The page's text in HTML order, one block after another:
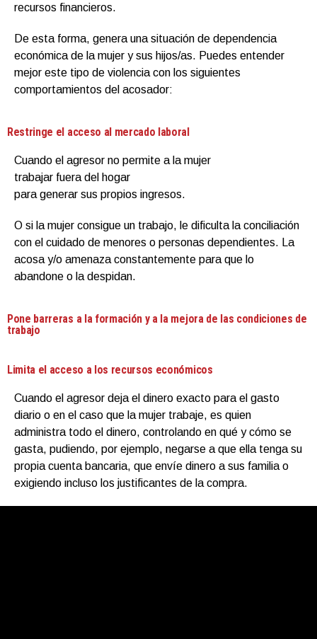
recursos financieros.
De esta forma, genera una situación de dependencia
económica de la mujer y sus hijos/as. Puedes entender
mejor este tipo de violencia con los siguientes
comportamientos del acosador:
Restringe el acceso al mercado laboral
Cuando el agresor no permite a la mujer
trabajar fuera del hogar
para generar sus propios ingresos.
O si la mujer consigue un trabajo, le dificulta la conciliación
con el cuidado de menores o personas dependientes. La
acosa y/o amenaza constantemente para que lo
abandone o la despidan.
Pone barreras a la formación y a la mejora de las condiciones de
trabajo
Limita el acceso a los recursos económicos
Cuando el agresor deja el dinero exacto para el gasto
diario o en el caso que la mujer trabaje, es quien
administra todo el dinero, controlando en qué y cómo se
gasta, pudiendo, por ejemplo, negarse a que ella tenga su
propia cuenta bancaria, que envíe dinero a sus familia o
exigiendo incluso los justificantes de la compra.